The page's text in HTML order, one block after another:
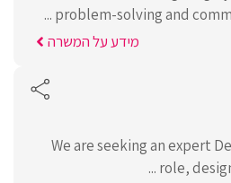
problem-solving and
מידע על המשרה
We are seeking an expert
role,